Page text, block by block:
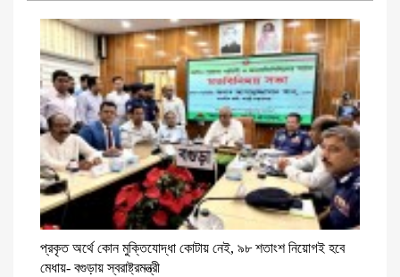
প্রকৃত অর্থে কোন মুক্তিযোদ্ধা কোটায় নেই, ৯৮ শতাংশ নিয়োগই হবে
মেধায়- বগুড়ায় স্বরাষ্ট্রমন্ত্রী